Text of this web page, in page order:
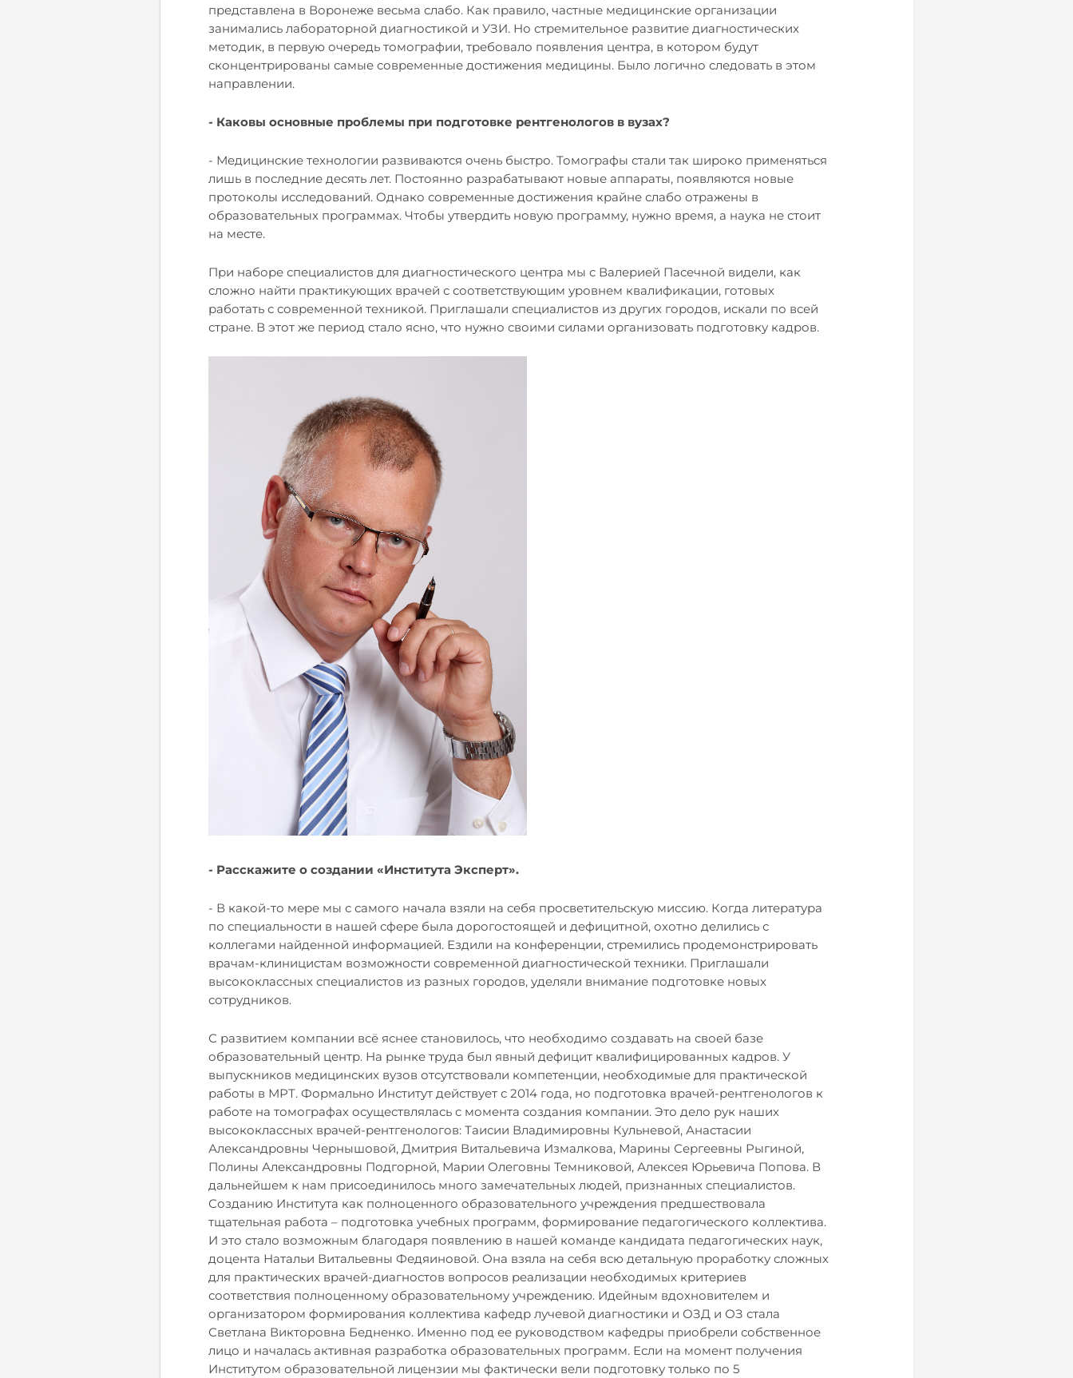
представлена в Воронеже весьма слабо. Как правило, частные медицинские организации
занимались лабораторной диагностикой и УЗИ. Но стремительное развитие диагностических
методик, в первую очередь томографии, требовало появления центра, в котором будут
сконцентрированы самые современные достижения медицины. Было логично следовать в этом
направлении.
- Каковы основные проблемы при подготовке рентгенологов в вузах?
- Медицинские технологии развиваются очень быстро. Томографы стали так широко применяться
лишь в последние десять лет. Постоянно разрабатывают новые аппараты, появляются новые
протоколы исследований. Однако современные достижения крайне слабо отражены в
образовательных программах. Чтобы утвердить новую программу, нужно время, а наука не стоит
на месте.
При наборе специалистов для диагностического центра мы с Валерией Пасечной видели, как
сложно найти практикующих врачей с соответствующим уровнем квалификации, готовых
работать с современной техникой. Приглашали специалистов из других городов, искали по всей
стране. В этот же период стало ясно, что нужно своими силами организовать подготовку кадров.
- Расскажите о создании «Института Эксперт».
- В какой-то мере мы с самого начала взяли на себя просветительскую миссию. Когда литература
по специальности в нашей сфере была дорогостоящей и дефицитной, охотно делились с
коллегами найденной информацией. Ездили на конференции, стремились продемонстрировать
врачам-клиницистам возможности современной диагностической техники. Приглашали
высококлассных специалистов из разных городов, уделяли внимание подготовке новых
сотрудников.
С развитием компании всё яснее становилось, что необходимо создавать на своей базе
образовательный центр. На рынке труда был явный дефицит квалифицированных кадров. У
выпускников медицинских вузов отсутствовали компетенции, необходимые для практической
работы в МРТ. Формально Институт действует с 2014 года, но подготовка врачей-рентгенологов к
работе на томографах осуществлялась с момента создания компании. Это дело рук наших
высококлассных врачей-рентгенологов: Таисии Владимировны Кульневой, Анастасии
Александровны Чернышовой, Дмитрия Витальевича Измалкова, Марины Сергеевны Рыгиной,
Полины Александровны Подгорной, Марии Олеговны Темниковой, Алексея Юрьевича Попова. В
дальнейшем к нам присоединилось много замечательных людей, признанных специалистов.
Созданию Института как полноценного образовательного учреждения предшествовала
тщательная работа – подготовка учебных программ, формирование педагогического коллектива.
И это стало возможным благодаря появлению в нашей команде кандидата педагогических наук,
доцента Натальи Витальевны Федяиновой. Она взяла на себя всю детальную проработку сложных
для практических врачей-диагностов вопросов реализации необходимых критериев
соответствия полноценному образовательному учреждению. Идейным вдохновителем и
организатором формирования коллектива кафедр лучевой диагностики и ОЗД и ОЗ стала
Светлана Викторовна Бедненко. Именно под ее руководством кафедры приобрели собственное
лицо и началась активная разработка образовательных программ. Если на момент получения
Институтом образовательной лицензии мы фактически вели подготовку только по 5